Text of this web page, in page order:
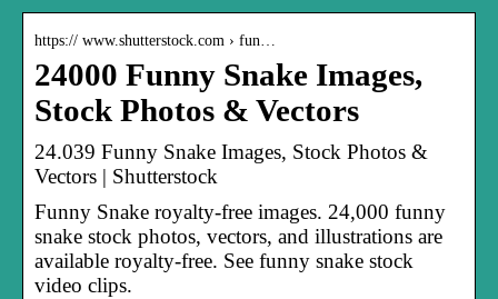
https:// www.shutterstock.com › fun…
24000 Funny Snake Images,
Stock Photos & Vectors
24.039 Funny Snake Images, Stock Photos &
Vectors | Shutterstock
Funny Snake royalty-free images. 24,000 funny
snake stock photos, vectors, and illustrations are
available royalty-free. See funny snake stock
video clips.